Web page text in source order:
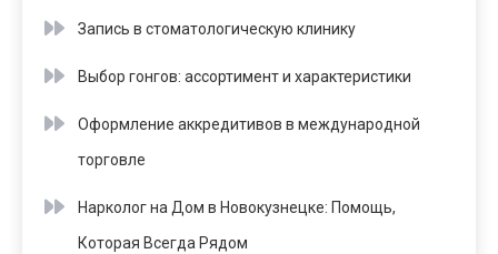
Запись в стоматологическую клинику
Выбор гонгов: ассортимент и характеристики
Оформление аккредитивов в международной
торговле
Нарколог на Дом в Новокузнецке: Помощь,
Которая Всегда Рядом